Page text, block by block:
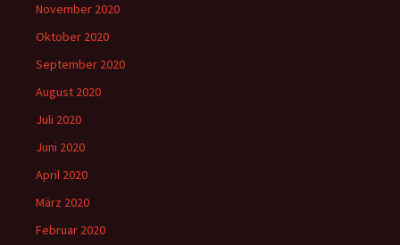
November 2020
Oktober 2020
September 2020
August 2020
Juli 2020
Juni 2020
April 2020
März 2020
Februar 2020